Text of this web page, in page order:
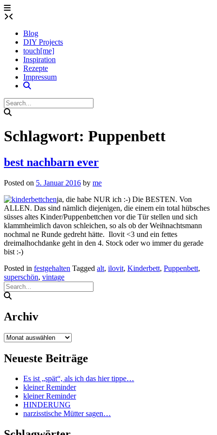
Skip
to
Blog
DIY Projects
touch[me]
Inspiration
Rezepte
Impressum
Schlagwort: Puppenbett
best nachbarn ever
Posted on 5. Januar 2016 by me
ja, die habe NUR ich :-) Die BESTEN. Von
ALLEN. Das sind nämlich diejenigen, die einem ein total hübsches
süsses altes Kinder/Puppenbettchen vor die Tür stellen und sich
klammheimlich davon schleichen, so als ob der Weihnachtsmann
nochmal ne Runde gedreht hätte. Ilovit <3 und ein fettes
dreimalhochdanke geht in den 4. Stock oder wo immer du gerade
bist :-)
Posted in festgehalten Tagged alt, ilovit, Kinderbett, Puppenbett,
superschön, vintage
Archiv
Archiv
Neueste Beiträge
Es ist „spät“, als ich das hier tippe…
kleiner Reminder
kleiner Reminder
HINDERUNG
narzisstische Mütter sagen…